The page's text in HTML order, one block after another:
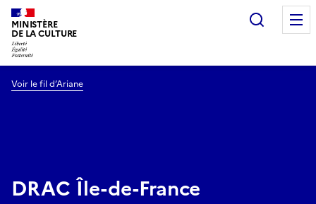
MINISTÈRE
DE LA CULTURE
Voir le fil d’Ariane
DRAC Île-de-France